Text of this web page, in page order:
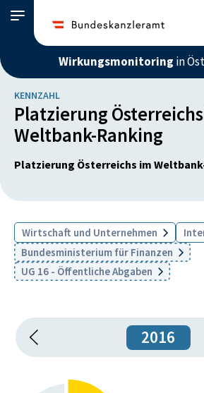
Wirkungsmonitoring in
KENNZAHL
Platzierung
Weltbank-Ranking
Platzierung Österreichs im
Wirtschaft und Unternehmen
Bundesministerium für Finanzen
UG 16 - Öffentliche Abgaben
2016